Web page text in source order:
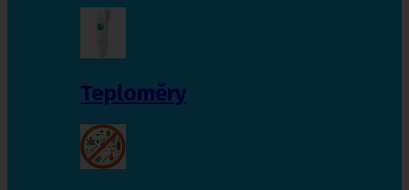
Teploměry